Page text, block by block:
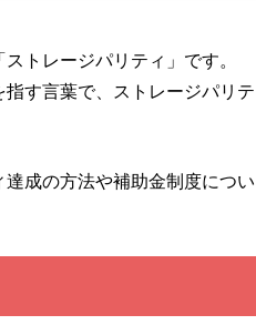
トレージパリティ」です。
す言葉で、ストレージパリテ
成の方法や補助金制度につい